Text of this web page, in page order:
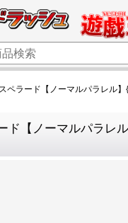
ペラード【ノーマルパラレル】
ド【ノーマルパラレ